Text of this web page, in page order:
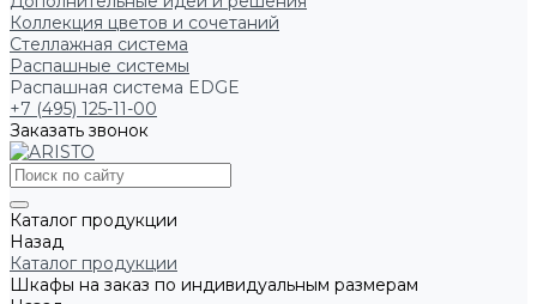
Коллекция цветов и сочетаний
Стеллажная система
Распашные системы
Распашная система EDGE
+7 (495) 125-11-00
Заказать звонок
Каталог продукции
Назад
Каталог продукции
Шкафы на заказ по индивидуальным размерам